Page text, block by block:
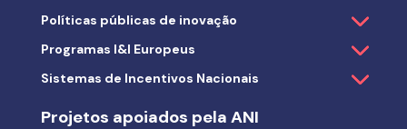
Políticas públicas de inovação
Programas I&I Europeus
Sistemas de Incentivos Nacionais
Projetos apoiados pela ANI